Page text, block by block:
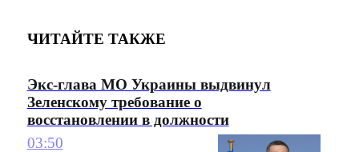
ЧИТАЙТЕ ТАКЖЕ
Экс-глава МО Украины выдвинул
Зеленскому требование о
восстановлении в должности
03:50